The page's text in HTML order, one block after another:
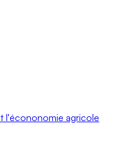
l'écononomie agricole